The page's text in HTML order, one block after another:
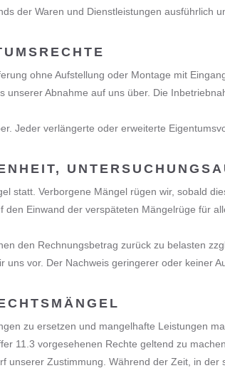
der Waren und Dienstleistungen ausführlich
ohne Aufstellung oder Montage mit
Abnahme auf uns über. Die
Jeder verlängerte oder erweiterte
statt. Verborgene Mängel rügen wir, sobald
Einwand der verspäteten Mängelrüge für
den Rechnungsbetrag zurück zu belasten
vor. Der Nachweis geringerer oder keiner
zu ersetzen und mangelhafte Leistungen
11.3 vorgesehenen Rechte geltend zu machen.
Zustimmung. Während der Zeit, in